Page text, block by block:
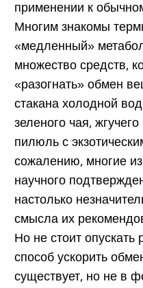
применении к
Многим знакомы
«медленный»
множество средств,
«разогнать» обмен
стакана холодной
зеленого чая,
пилюль с
сожалению, многие
научного
настолько
смысла их
Но не стоит опускать
способ ускорить
существует, но не в